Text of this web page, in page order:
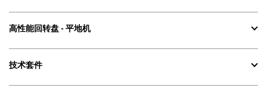
高性能回转盘 - 平地机
技术套件